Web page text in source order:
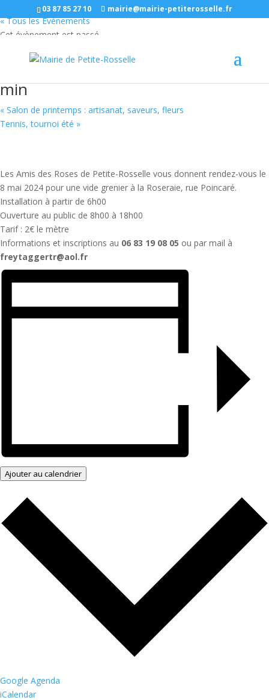
03 87 85 27 10 mairie@mairie-petiterosselle.fr
« Tous les Évènements
Cet évènement est passé
Vide grenier
min
« Salon de printemps : artisanat, saveurs, fleurs
Tennis, tournoi été »
Les Amis des Roses de Petite-Rosselle vous donnent rendez-vous le
8 mai 2024 pour une vide grenier à la Roseraie, rue Poincaré.
Installation à partir de 6h00
Ouverture au public de 8h00 à 18h00
Tarif : 2€ le mètre
Informations et inscriptions au 06 83 19 08 05 ou par mail à
freytaggertr@aol.fr
Ajouter au calendrier
Google Agenda
iCalendar